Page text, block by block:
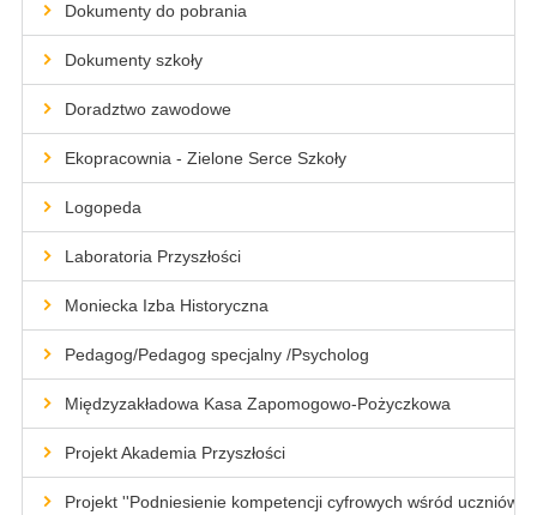
Dokumenty do pobrania
Dokumenty szkoły
Doradztwo zawodowe
Ekopracownia - Zielone Serce Szkoły
Logopeda
Laboratoria Przyszłości
Moniecka Izba Historyczna
Pedagog/Pedagog specjalny /Psycholog
Międzyzakładowa Kasa Zapomogowo-Pożyczkowa
Projekt Akademia Przyszłości
Projekt ''Podniesienie kompetencji cyfrowych wśród uczniów i